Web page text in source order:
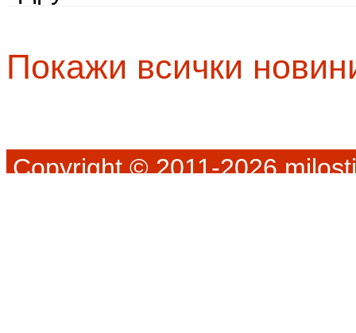
Покажи всички
Copyright © 2011-2026